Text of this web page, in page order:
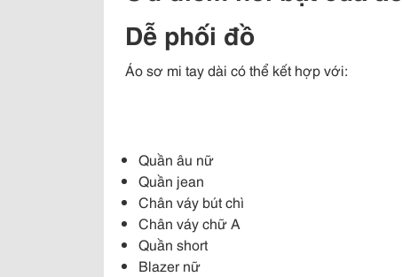
Dễ phối đồ
Áo sơ mi tay dài có thể kết hợp với:
Quần âu nữ
Quần jean
Chân váy bút chì
Chân váy chữ A
Quần short
Blazer nữ